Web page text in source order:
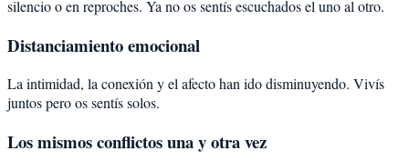
silencio o en reproches. Ya no os sentís escuchados el uno al otro.
Distanciamiento emocional
La intimidad, la conexión y el afecto han ido disminuyendo. Vivís
juntos pero os sentís solos.
Los mismos conflictos una y otra vez